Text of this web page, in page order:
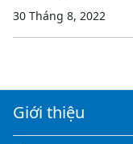
30 Tháng 8, 2022
Giới thiệu